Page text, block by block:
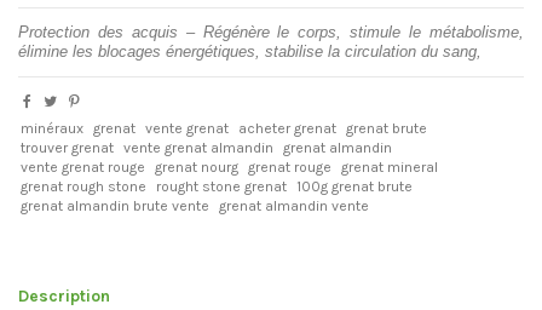
Protection des acquis – Régénère le corps, stimule le métabolisme,
élimine les blocages énergétiques, stabilise la circulation du sang,
minéraux grenat vente grenat acheter grenat grenat brute
trouver grenat vente grenat almandin
grenat almandin
vente grenat rouge
grenat nourg grenat rouge
grenat mineral
grenat rough stone
rought stone grenat
100g grenat brute
grenat almandin brute vente
grenat almandin vente
Description